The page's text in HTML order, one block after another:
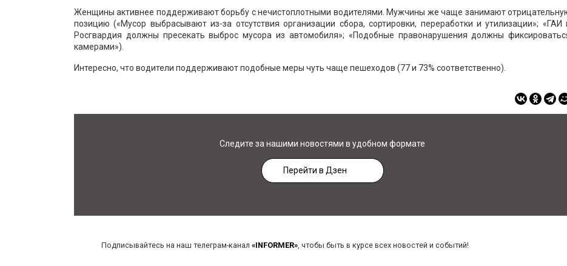
Женщины активнее поддерживают борьбу с нечистоплотными водителями. Мужчины же чаще занимают
позицию («Мусор выбрасывают из-за отсутствия организации сбора, сортировки, переработки и утилизации»; «ГАИ
Росгвардия должны пресекать выброс мусора из автомобиля»; «Подобные правонарушения должны
камерами»).
Интересно, что водители поддерживают подобные меры чуть чаще пешеходов (77 и 73% соответственно).
Следите за нашими новостями в удобном формате
Перейти в Дзен
Подписывайтесь на наш телеграм-канал «INFORMER», чтобы быть в курсе всех новостей и событий!